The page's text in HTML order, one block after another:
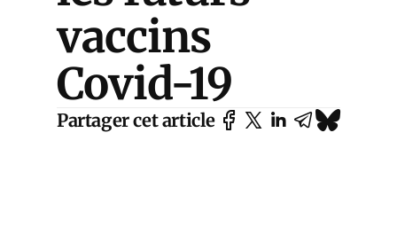
vaccins
Covid-19
Partager cet article